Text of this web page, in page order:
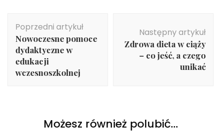
wpisu
Poprzedni artykuł
Nowoczesne pomoce
dydaktyczne w
edukacji
wczesnoszkolnej
Następny artykuł
Zdrowa dieta w ciąży
– co jeść, a czego
unikać
Możesz również polubić…